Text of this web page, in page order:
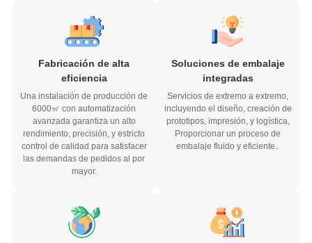
Fabricación de alta
eficiencia
Una instalación de producción de
6000㎡ con automatización
avanzada garantiza un alto
rendimiento, precisión, y estricto
control de calidad para satisfacer
las demandas de pedidos al por
mayor.
Soluciones de embalaje
integradas
Servicios de extremo a extremo,
incluyendo el diseño, creación de
prototipos, impresión, y logística,
Proporcionar un proceso de
embalaje fluido y eficiente..